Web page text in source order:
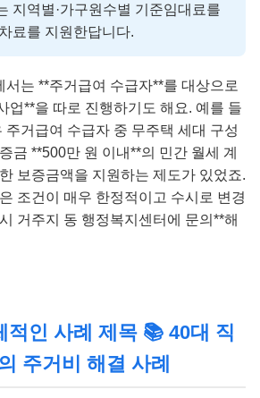
지역별·가구원수별 기준임대료를
료를 지원한답니다.
서는 **주거급여 수급자**를 대상으로
업**을 따로 진행하기도 해요. 예를 들
주거급여 수급자 중 무주택 세대 구성
금 **500만 원 이내**의 민간 월세 계
보증금액을 지원하는 제도가 있었죠.
조건이 매우 한정적이고 수시로 변경
거주지 동 행정복지센터에 문의**해
적인 사례 제목 📚 40대 직
주거비 해결 사례